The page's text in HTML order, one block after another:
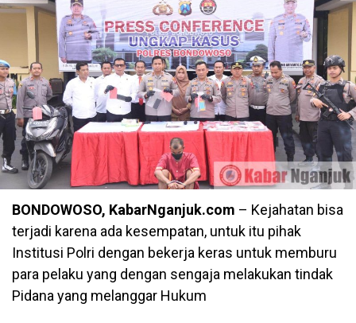
BONDOWOSO, KabarNganjuk.com – Kejahatan bisa
terjadi karena ada kesempatan, untuk itu pihak
Institusi Polri dengan bekerja keras untuk memburu
para pelaku yang dengan sengaja melakukan tindak
Pidana yang melanggar Hukum